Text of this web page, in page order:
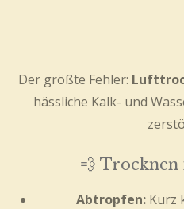
Der größte Fehler:
hässliche Kalk- und
💨
Abtropfen:Kurz